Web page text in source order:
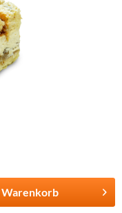
Warenkorb